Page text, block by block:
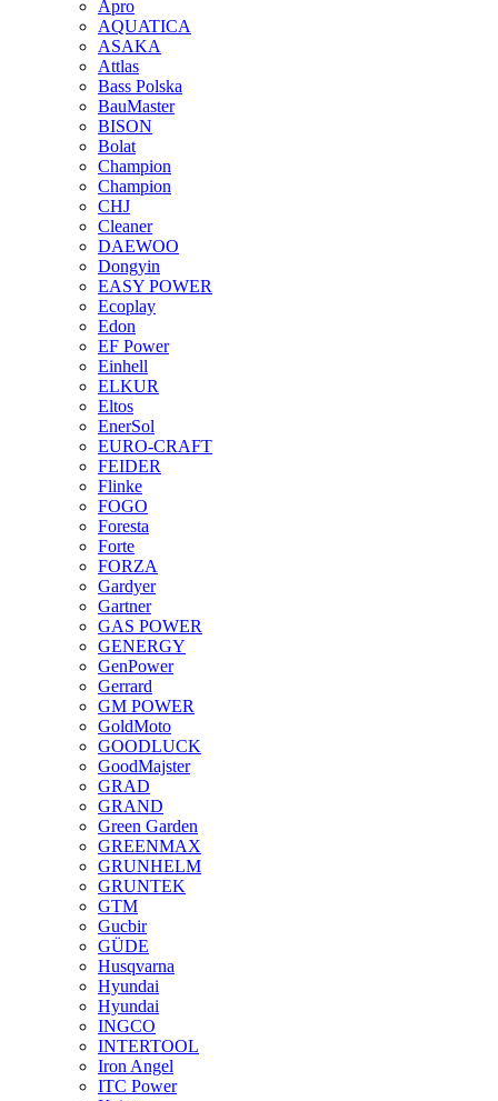
Apro
AQUATICA
ASAKA
Attlas
Bass Polska
BauMaster
BISON
Bolat
Champion
Champion
CHJ
Cleaner
DAEWOO
Dongyin
EASY POWER
Ecoplay
Edon
EF Power
Einhell
ELKUR
Eltos
EnerSol
EURO-CRAFT
FEIDER
Flinke
FOGO
Foresta
Forte
FORZA
Gardyer
Gartner
GAS POWER
GENERGY
GenPower
Gerrard
GM POWER
GoldMoto
GOODLUCK
GoodMajster
GRAD
GRAND
Green Garden
GREENMAX
GRUNHELM
GRUNTEK
GTM
Gucbir
GÜDE
Husqvarna
Hyundai
Hyundai
INGCO
INTERTOOL
Iron Angel
ITC Power